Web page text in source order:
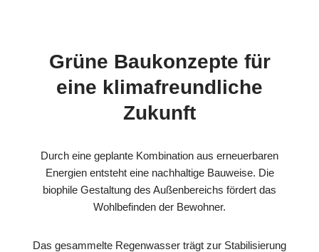
Grüne Baukonzepte für
eine klimafreundliche
Zukunft
Durch eine geplante Kombination aus erneuerbaren
Energien entsteht eine nachhaltige Bauweise. Die
biophile Gestaltung des Außenbereichs fördert das
Wohlbefinden der Bewohner.
Das gesammelte Regenwasser trägt zur Stabilisierung